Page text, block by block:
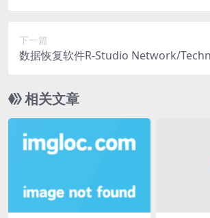
下一篇
数据恢复软件R-Studio Network/
相关文章